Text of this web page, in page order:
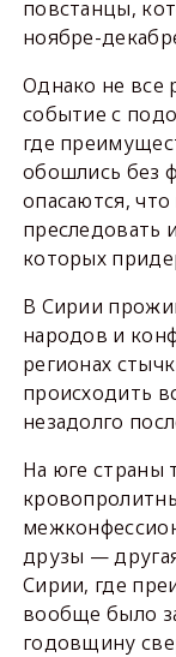
повстанцы,
ноябре-
Однако не все
событие с
где
обошлись без
опасаются,
преследовать
которых
В Сирии
народов и
регионах
происходить
незадолго
На юге страны
друзы —
Сирии, где
вообще было
годовщину